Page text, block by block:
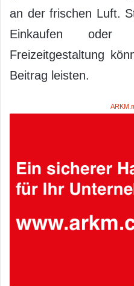
an der frischen Luft.
Einkaufen
Freizeitgestaltung
Beitrag leisten.